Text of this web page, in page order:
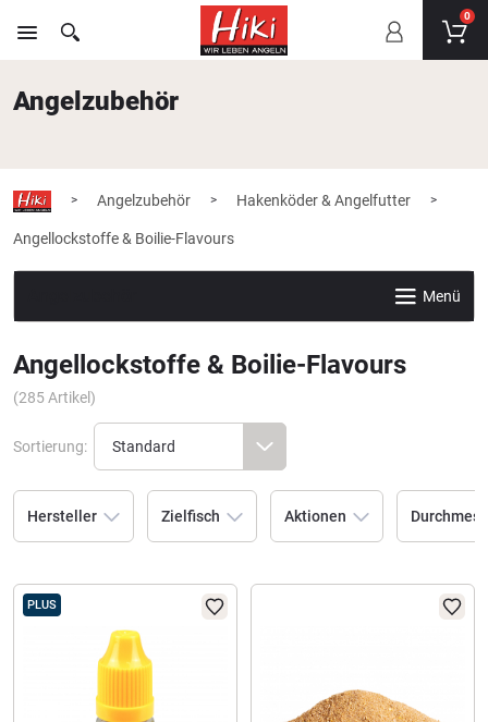
0
Angelzubehör
> Angelzubehör > Hakenköder & Angelfutter >
Angellockstoffe & Boilie-Flavours
Menü
Angellockstoffe & Boilie-Flavours
(285 Artikel)
Sortierung:
Hersteller Zielfisch Aktionen
PLUS